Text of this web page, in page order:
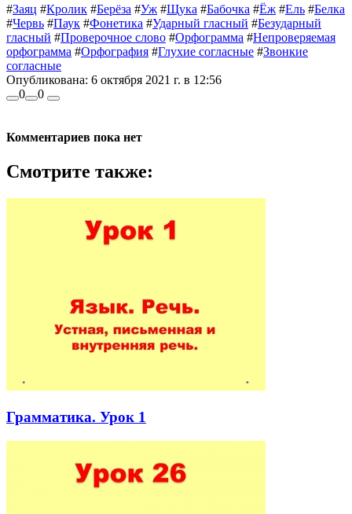
#Заяц #Кролик #Берёза #Уж #Щука #Бабочка #Ёж #Ель #Белка
#Червь #Паук #Фонетика #Ударный гласный #Безударный
гласный #Проверочное слово #Орфограмма #Непроверяемая
орфограмма #Орфография #Глухие согласные #Звонкие
согласные
Опубликована: 6 октября 2021 г. в 12:56
0
0
Комментариев пока нет
Смотрите также:
Грамматика. Урок 1